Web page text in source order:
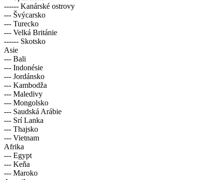
--- Španělsko
------ Kanárské ostrovy
--- Švýcarsko
--- Turecko
--- Velká Británie
------ Skotsko
Asie
--- Bali
--- Indonésie
--- Jordánsko
--- Kambodža
--- Maledivy
--- Mongolsko
--- Saudská Arábie
--- Srí Lanka
--- Thajsko
--- Vietnam
Afrika
--- Egypt
--- Keňa